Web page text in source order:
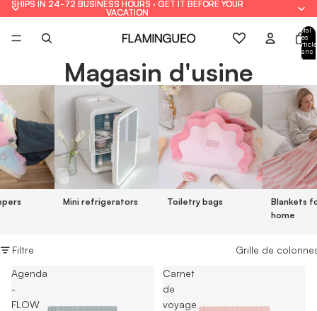
SHIPS IN 24-72 BUSINESS HOURS · GET IT BEFORE YOUR
VACATION
SHIPS IN 24-72 BUSINESS HOURS · GET IT BEFORE YOUR
VACATION
Total
des
dans
le
Magasin d'usine
Mini refrigerators Toiletry bags
Blankets
home
Filtre
Grille de
Agenda
-
FLOW
Carnet
de
voyage